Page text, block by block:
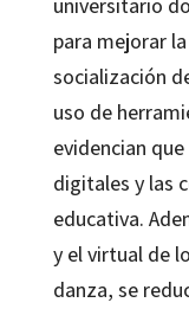
para mejorar
socialización
uso de
evidencian
digitales y las
educativa.
y el virtual de
danza, se